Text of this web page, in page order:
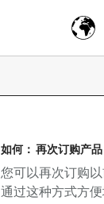
如何： 再次订购产品
您可以再次订购
通过这种方式方